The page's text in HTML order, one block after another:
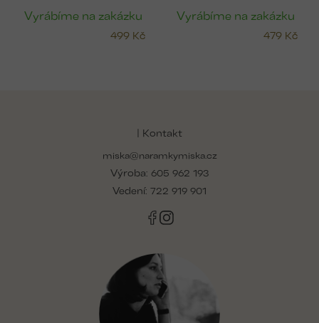
Vyrábíme na zakázku
499 Kč
Vyrábíme na zakázku
479 Kč
| Kontakt
miska@naramkymiska.cz
Výroba: 605 962 193
Vedení: 722 919 901